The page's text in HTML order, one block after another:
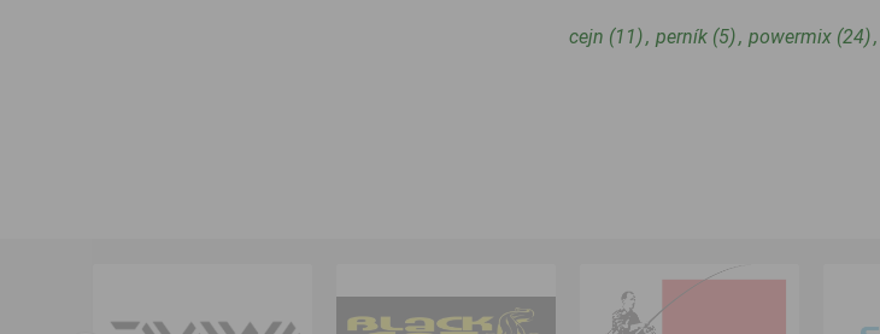
cejn (11), perník (5), powermix (24),